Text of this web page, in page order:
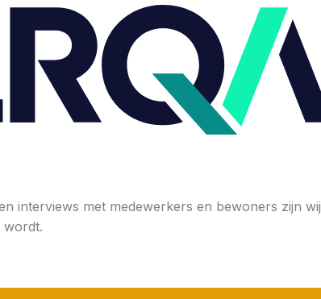
interviews met medewerkers en bewoners zijn wij
wordt.